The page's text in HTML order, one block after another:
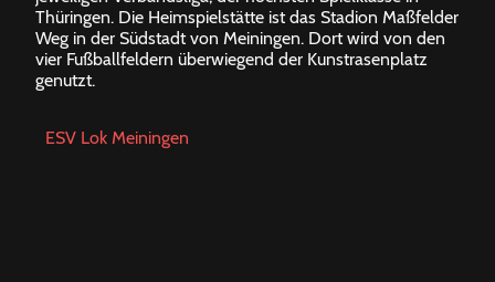
Thüringen. Die Heimspielstätte ist das Stadion Maßfelder
Weg in der Südstadt von Meiningen. Dort wird von den
vier Fußballfeldern überwiegend der Kunstrasenplatz
genutzt.
ESV Lok Meiningen